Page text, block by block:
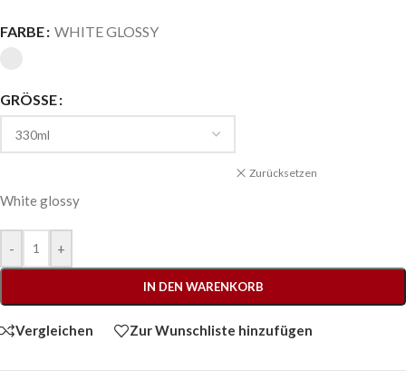
FARBE WHITE GLOSSY
GRÖSSE
Zurücksetzen
White glossy
- +
IN DEN WARENKORB
Vergleichen Zur Wunschliste hinzufügen